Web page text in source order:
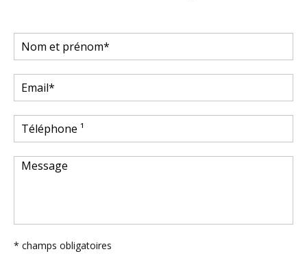
* champs obligatoires